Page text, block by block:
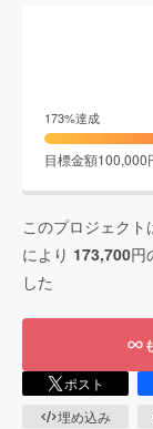
173%達成
目標金額100,000
このプロジェクト
により 173,700円
した
ポスト
埋め込み